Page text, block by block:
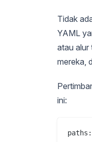
Tidak
YAML
atau alur
mereka,
ini:
paths: